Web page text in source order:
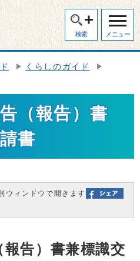
検索 メニュー
くらしのガイド
（報告）書
書
ウィンドウで開きます
告）書兼標識交